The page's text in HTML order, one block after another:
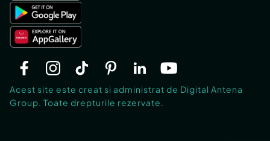
Acest site este creat si administrat de Digital Antena
Group. Toate drepturile rezervate.